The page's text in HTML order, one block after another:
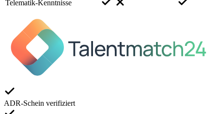
Telematik-Kenntnisse
ADR-Schein verifiziert